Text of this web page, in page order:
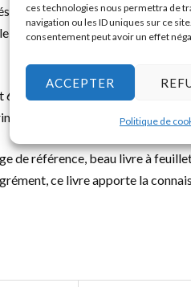
ces technologies nous permettra de
navigation ou les ID uniques sur ce
consentement peut avoir un effet
ACCEPTER
Politique de
de notre commune. Eglises,
ou maritime, constituent un
photographies en couleurs,
da chacune des 594
de référence, beau livre à
ce livre apporte la